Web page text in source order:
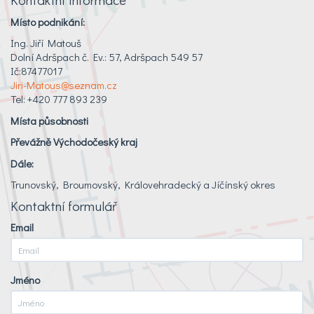
Místo podnikání:
Ing. Jiří Matouš
Dolní Adršpach č. Ev.: 57, Adršpach 549 57
Ič:87477017
Jiri-Matous@seznam.cz
Tel: +420 777 893 239
Místa působnosti
Převážně Východočeský kraj
Dále:
Trunovský, Broumovský, Královehradecký a Jíčínský okres
Kontaktní formulář
Email
Jméno